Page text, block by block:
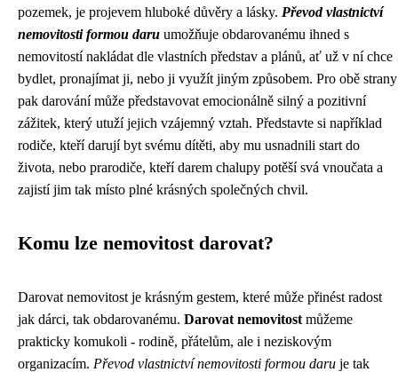
pozemek, je projevem hluboké důvěry a lásky. Převod vlastnictví
nemovitosti formou daru umožňuje obdarovanému ihned s
nemovitostí nakládat dle vlastních představ a plánů, ať už v ní chce
bydlet, pronajímat ji, nebo ji využít jiným způsobem. Pro obě strany
pak darování může představovat emocionálně silný a pozitivní
zážitek, který utuží jejich vzájemný vztah. Představte si například
rodiče, kteří darují byt svému dítěti, aby mu usnadnili start do
života, nebo prarodiče, kteří darem chalupy potěší svá vnoučata a
zajistí jim tak místo plné krásných společných chvil.
Komu lze nemovitost darovat?
Darovat nemovitost je krásným gestem, které může přinést radost
jak dárci, tak obdarovanému. Darovat nemovitost můžeme
prakticky komukoli - rodině, přátelům, ale i neziskovým
organizacím. Převod vlastnictví nemovitosti formou daru je tak